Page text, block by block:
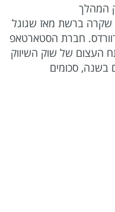
המהלך
שקרה ברשת מאז שגוגל
חברת הסטארטאפ
העצום של שוק השיווק
בשנה, סכומים